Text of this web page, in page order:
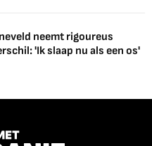
neemt rigoureus
'Ik slaap nu als een os'